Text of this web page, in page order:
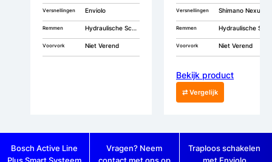
Versnellingen Enviolo
Remmen Hydraulische Schijfremmen
Voorvork Niet Verend
Versnellingen Shimano Nexus 7
Remmen Hydraulische Schijfremmen
Voorvork Niet Verend
Bekijk product
⇄ Vergelijk
Bosch Active Line
Vragen? Neem
Traploos schakelen